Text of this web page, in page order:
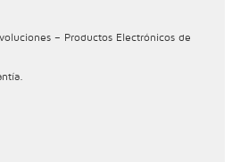
– Productos Electrónicos de